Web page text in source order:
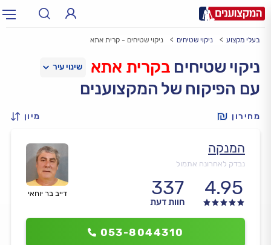
עירעיר: תל אביב, חיפה…
בעלי מקצוע ניקוי שטיחים ניקוי שטיחים - קרית אתא
ניקוי שטיחים בקרית אתא
עם הפיקוח של המקצוענים
מחירון מיון
דייב בר יוחאי
המנקה
נבדק לאחרונה אתמול
4.95
337
חוות דעת
053-8044310